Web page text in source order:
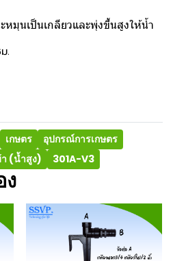
มุนเป็นเกลียวและพุ่งขึ้นสูงให้น้ำ
.
เกษตร
อุปกรณ์การเกษตร
า (น้ำสูง) 301A-V3